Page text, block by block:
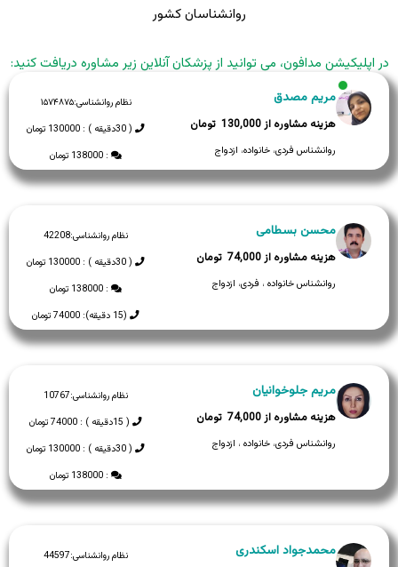
روانشناسان کشور
در اپلیکیشن مدافون، می توانید از پزشکان آنلاین زیر مشاوره دریافت کنید:
نظام روانشناسی:۱۵۷۴۸۷۵
( 30دقیقه ) : 130000 تومان
: 138000 تومان
مریم مصدق
130,000
روانشناس فردی، خانواده، ازدواج
نظام روانشناسی:42208
( 30دقیقه ) : 130000 تومان
: 138000 تومان
(15 دقیقه): 74000 تومان
محسن بسطامی
74,000
روانشناس خانواده ، فردی، ازدواج
نظام روانشناسی:10767
( 15دقیقه ) : 74000 تومان
( 30دقیقه ) : 130000 تومان
: 138000 تومان
مریم جلوخوانیان
74,000
روانشناس فردی، خانواده ، ازدواج
نظام روانشناسی:44597
محمدجواد اسکندری